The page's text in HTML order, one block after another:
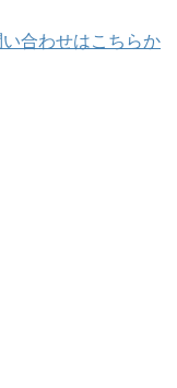
合わせはこちらか